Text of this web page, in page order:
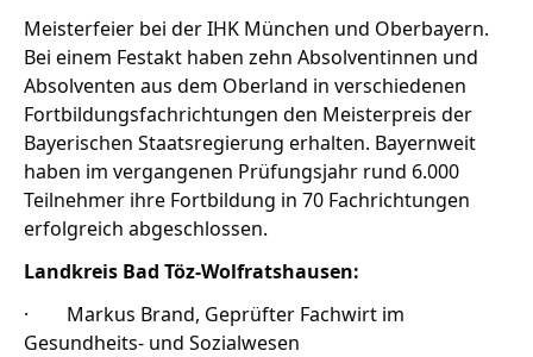
Stellenangebote
Das geheime Geräusch
Wandern
Team
Meisterfeier bei der IHK München und Oberbayern.
Bei einem Festakt haben zehn Absolventinnen und
Absolventen aus dem Oberland in verschiedenen
Fortbildungsfachrichtungen den Meisterpreis der
Bayerischen Staatsregierung erhalten. Bayernweit
haben im vergangenen Prüfungsjahr rund 6.000
Teilnehmer ihre Fortbildung in 70 Fachrichtungen
erfolgreich abgeschlossen.
Landkreis Bad Töz-Wolfratshausen:
· Markus Brand, Geprüfter Fachwirt im
Gesundheits- und Sozialwesen